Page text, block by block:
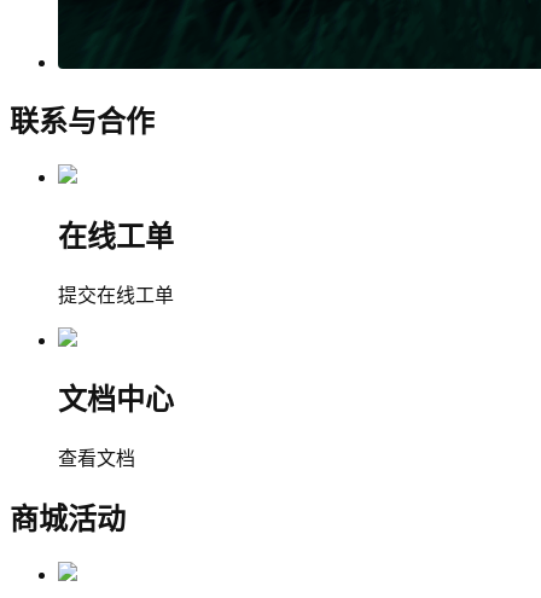
联系与合作
在线工单
提交在线工单
文档中心
查看文档
商城活动